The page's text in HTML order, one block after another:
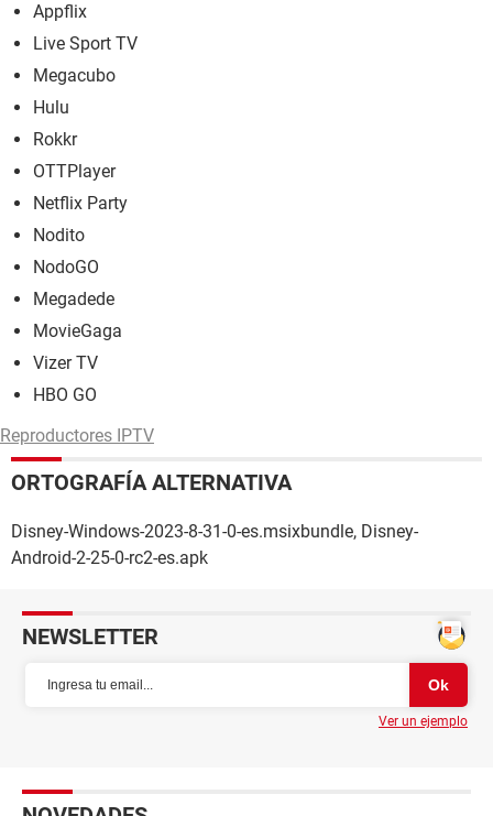
Appflix
Live Sport TV
Megacubo
Hulu
Rokkr
OTTPlayer
Netflix Party
Nodito
NodoGO
Megadede
MovieGaga
Vizer TV
HBO GO
Reproductores IPTV
ORTOGRAFÍA ALTERNATIVA
Disney-Windows-2023-8-31-0-es.msixbundle, Disney-
Android-2-25-0-rc2-es.apk
NEWSLETTER
Ver un ejemplo